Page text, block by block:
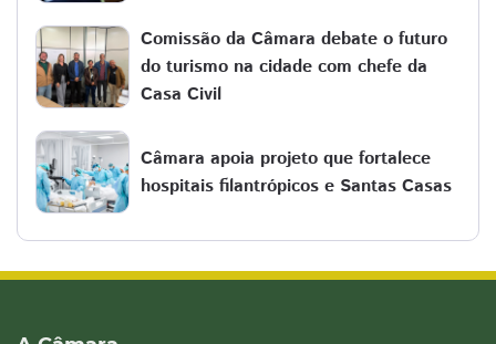
Comissão da Câmara debate o futuro
do turismo na cidade com chefe da
Casa Civil
Câmara apoia projeto que fortalece
hospitais filantrópicos e Santas Casas